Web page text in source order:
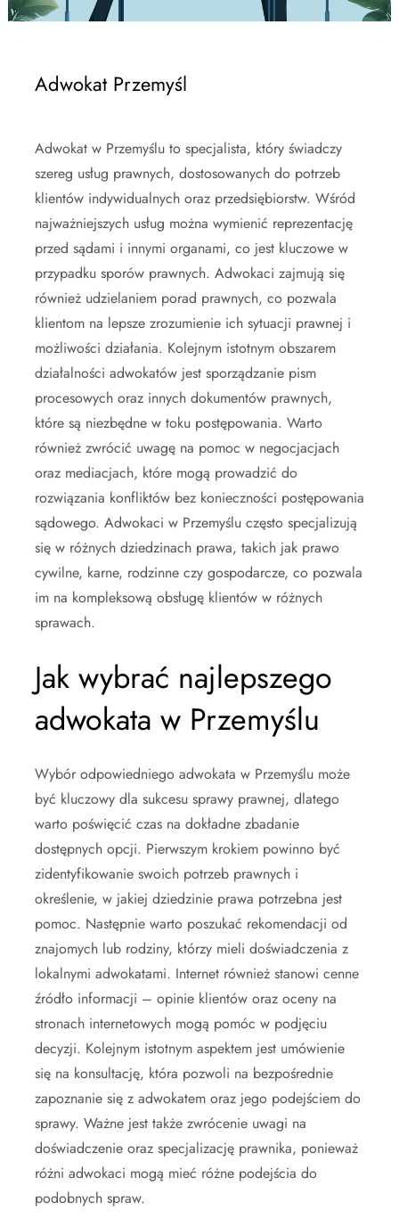
Adwokat Przemyśl
Adwokat w Przemyślu to specjalista, który świadczy
szereg usług prawnych, dostosowanych do potrzeb
klientów indywidualnych oraz przedsiębiorstw. Wśród
najważniejszych usług można wymienić reprezentację
przed sądami i innymi organami, co jest kluczowe w
przypadku sporów prawnych. Adwokaci zajmują się
również udzielaniem porad prawnych, co pozwala
klientom na lepsze zrozumienie ich sytuacji prawnej i
możliwości działania. Kolejnym istotnym obszarem
działalności adwokatów jest sporządzanie pism
procesowych oraz innych dokumentów prawnych,
które są niezbędne w toku postępowania. Warto
również zwrócić uwagę na pomoc w negocjacjach
oraz mediacjach, które mogą prowadzić do
rozwiązania konfliktów bez konieczności postępowania
sądowego. Adwokaci w Przemyślu często specjalizują
się w różnych dziedzinach prawa, takich jak prawo
cywilne, karne, rodzinne czy gospodarcze, co pozwala
im na kompleksową obsługę klientów w różnych
sprawach.
Jak wybrać najlepszego
adwokata w Przemyślu
Wybór odpowiedniego adwokata w Przemyślu może
być kluczowy dla sukcesu sprawy prawnej, dlatego
warto poświęcić czas na dokładne zbadanie
dostępnych opcji. Pierwszym krokiem powinno być
zidentyfikowanie swoich potrzeb prawnych i
określenie, w jakiej dziedzinie prawa potrzebna jest
pomoc. Następnie warto poszukać rekomendacji od
znajomych lub rodziny, którzy mieli doświadczenia z
lokalnymi adwokatami. Internet również stanowi cenne
źródło informacji – opinie klientów oraz oceny na
stronach internetowych mogą pomóc w podjęciu
decyzji. Kolejnym istotnym aspektem jest umówienie
się na konsultację, która pozwoli na bezpośrednie
zapoznanie się z adwokatem oraz jego podejściem do
sprawy. Ważne jest także zwrócenie uwagi na
doświadczenie oraz specjalizację prawnika, ponieważ
różni adwokaci mogą mieć różne podejścia do
podobnych spraw.